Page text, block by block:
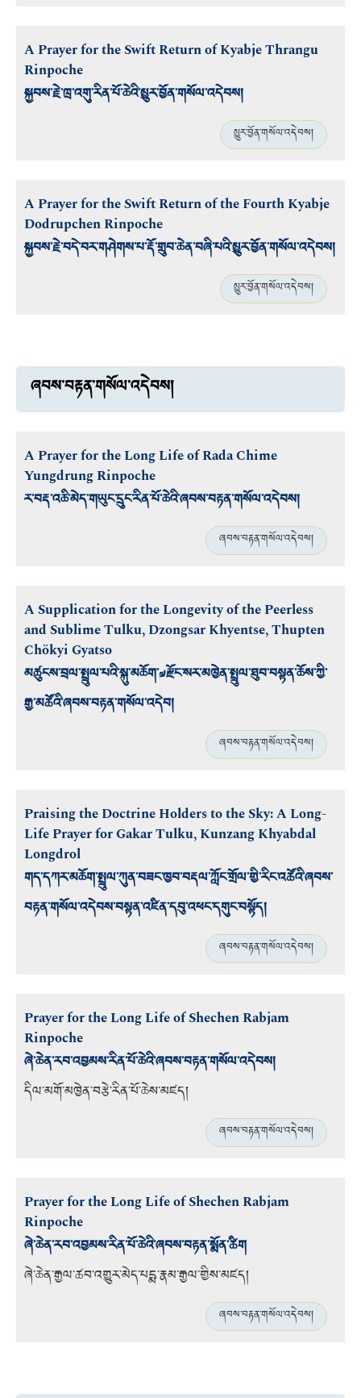
A Prayer for the Swift Return of Kyabje Thrangu
Rinpoche
སྐྱབས་རྗེ་ཁྲ་འགུ་རིན་པོ་ཆེའི་མྱུར་བྱོན་གསོལ་འདེབས།
མྱུར་བྱོན་གསོལ་འདེབས།
A Prayer for the Swift Return of the Fourth Kyabje
Dodrupchen Rinpoche
སྐྱབས་རྗེ་བདེ་བར་གཤེགས་པ་རྡོ་གྲུབ་ཆེན་བཞི་པའི་མྱུར་བྱོན་གསོལ་འདེབས།
མྱུར་བྱོན་གསོལ་འདེབས།
ཞབས་བརྟན་གསོལ་འདེབས།
A Prayer for the Long Life of Rada Chime
Yungdrung Rinpoche
ར་བརྡ་འཆི་མེད་གཡུང་དྲུང་རིན་པོ་ཆེའི་ཞབས་བརྟན་གསོལ་འདེབས།
ཞབས་བརྟན་གསོལ་འདེབས།
A Supplication for the Longevity of the Peerless
and Sublime Tulku, Dzongsar Khyentse, Thupten
Chökyi Gyatso
མཚུངས་བྲལ་སྤྲུལ་པའི་སྐུ་མཆོག་༧རྫོང་སར་མཁྱེན་སྤྲུལ་ཐུབ་བསྟན་ཆོས་ཀྱི་
རྒྱ་མཚོའི་ཞབས་བརྟན་གསོལ་འདེབ།
ཞབས་བརྟན་གསོལ་འདེབས།
Praising the Doctrine Holders to the Sky: A Long-
Life Prayer for Gakar Tulku, Kunzang Khyabdal
Longdrol
གད་དཀར་མཆོག་སྤྲུལ་ཀུན་བཟང་ཁྱབ་བརྡལ་ཀློང་གྲོལ་གྱི་རིང་འཚོའི་ཞབས་
བརྟན་གསོལ་འདེབས་བསྟན་འཛིན་དབུ་འཕང་དགུང་བསྟོད།
ཞབས་བརྟན་གསོལ་འདེབས།
Prayer for the Long Life of Shechen Rabjam
Rinpoche
ཞེ་ཆེན་རབ་འབྱམས་རིན་པོ་ཆེའི་ཞབས་བརྟན་གསོལ་འདེབས།
དིལ་མགོ་མཁྱེན་བརྩེ་རིན་པོ་ཆེས་མཛད།
ཞབས་བརྟན་གསོལ་འདེབས།
Prayer for the Long Life of Shechen Rabjam
Rinpoche
ཞེ་ཆེན་རབ་འབྱམས་རིན་པོ་ཆེའི་ཞབས་བརྟན་སྨོན་ཚིག
ཞེ་ཆེན་རྒྱལ་ཚབ་འགྱུར་མེད་པདྨ་རྣམ་རྒྱལ་གྱིས་མཛད།
ཞབས་བརྟན་གསོལ་འདེབས།